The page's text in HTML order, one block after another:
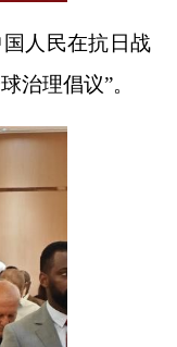
人民在抗日战
治理倡议”。